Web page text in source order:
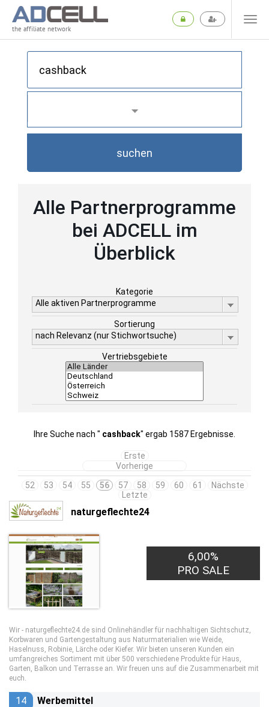
the affiliate network
suchen
Alle Partnerprogramme
bei ADCELL im
Überblick
Kategorie
Alle aktiven Partnerprogramme
Sortierung
nach Relevanz (nur Stichwortsuche)
Vertriebsgebiete
Ihre Suche nach " cashback" ergab 1587 Ergebnisse.
Erste
Vorherige
52
53 54 55 56 57 58 59 60 61
Nächste
Letzte
naturgeflechte24
6,00%
PRO SALE
Wir - naturgeflechte24.de sind Onlinehändler für nachhaltigen Sichtschutz,
Korbwaren und Gartengestaltung aus Naturmaterialien wie Weide,
Haselnuss, Robinie, Lärche oder Kiefer. Wir bieten unseren Kunden ein
umfangreiches Sortiment mit über 500 verschiedene Produkte für Haus,
Garten, Balkon und Terrasse an. Wir freuen uns auf die Zusammenarbeit mit
euch.
14 Werbemittel